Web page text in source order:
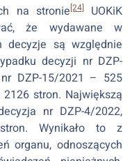
na stronie[24]UOKiK
że wydawane w
decyzje są względnie
decyzji nr DZP-
DZP-15/2021 – 525
stron. Największą
nr DZP-4/2022,
Wynikało to z
organu, odnoszących